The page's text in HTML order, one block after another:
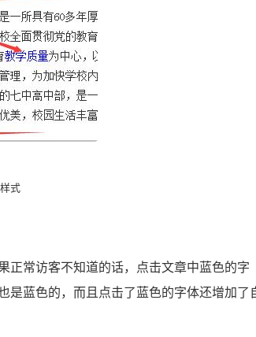
式
正常访客不知道的话，点击文章中蓝色的字
是蓝色的，而且点击了蓝色的字体还增加了